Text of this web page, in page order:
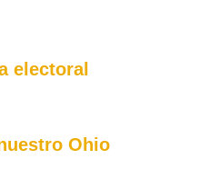
electoral
Ohio